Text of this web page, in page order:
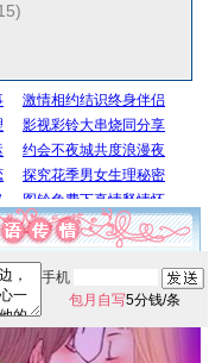
手机
包月自写5分钱/条